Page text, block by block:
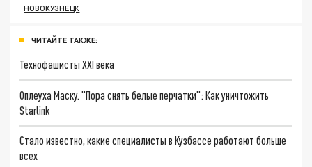
НОВОКУЗНЕЦК
ЧИТАЙТЕ ТАКЖЕ:
Технофашисты XXI века
Оплеуха Маску. "Пора снять белые перчатки": Как уничтожить
Starlink
Стало известно, какие специалисты в Кузбассе работают больше
всех